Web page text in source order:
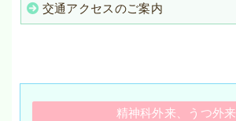
交通アクセスのご案内
精神科外来、うつ外来